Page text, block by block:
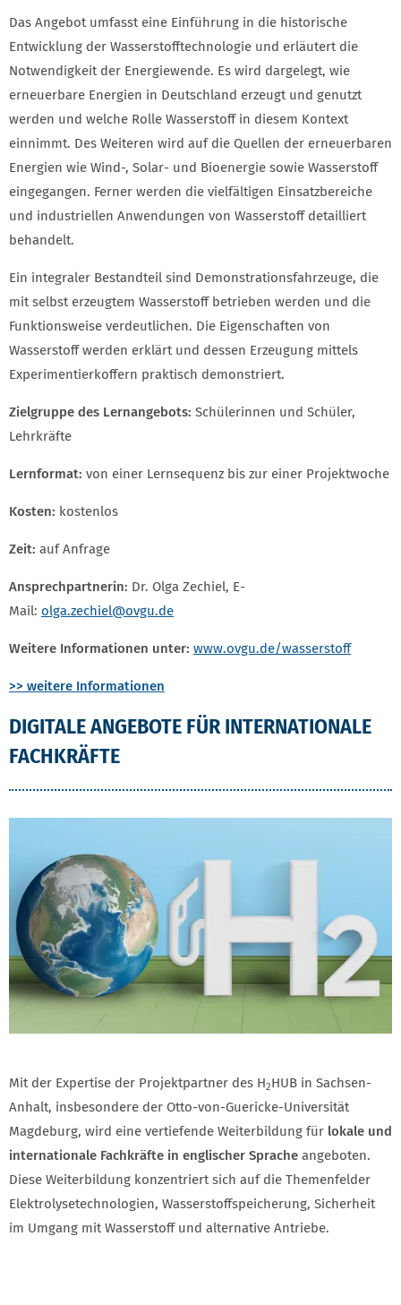
Das Angebot umfasst eine Einführung in die historische
Entwicklung der Wasserstofftechnologie und erläutert die
Notwendigkeit der Energiewende. Es wird dargelegt, wie
erneuerbare Energien in Deutschland erzeugt und genutzt
werden und welche Rolle Wasserstoff in diesem Kontext
einnimmt. Des Weiteren wird auf die Quellen der erneuerbaren
Energien wie Wind-, Solar- und Bioenergie sowie Wasserstoff
eingegangen. Ferner werden die vielfältigen Einsatzbereiche
und industriellen Anwendungen von Wasserstoff detailliert
behandelt.
Ein integraler Bestandteil sind Demonstrationsfahrzeuge, die
mit selbst erzeugtem Wasserstoff betrieben werden und die
Funktionsweise verdeutlichen. Die Eigenschaften von
Wasserstoff werden erklärt und dessen Erzeugung mittels
Experimentierkoffern praktisch demonstriert.
Zielgruppe des Lernangebots: Schülerinnen und Schüler,
Lehrkräfte
Lernformat: von einer Lernsequenz bis zur einer Projektwoche
Kosten: kostenlos
Zeit: auf Anfrage
Ansprechpartnerin: Dr. Olga Zechiel, E-
Mail: olga.zechiel@ovgu.de
Weitere Informationen unter: www.ovgu.de/wasserstoff
>> weitere Informationen
DIGITALE ANGEBOTE FÜR INTERNATIONALE
FACHKRÄFTE
Mit der Expertise der Projektpartner des H2HUB in Sachsen-
Anhalt, insbesondere der Otto-von-Guericke-Universität
Magdeburg, wird eine vertiefende Weiterbildung für lokale und
internationale Fachkräfte in englischer Sprache angeboten.
Diese Weiterbildung konzentriert sich auf die Themenfelder
Elektrolysetechnologien, Wasserstoffspeicherung, Sicherheit
im Umgang mit Wasserstoff und alternative Antriebe.